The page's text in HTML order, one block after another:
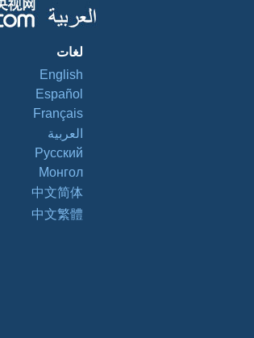
لغات
English
Español
Français
العربية
Pусский
Монгол
中文简体
中文繁體